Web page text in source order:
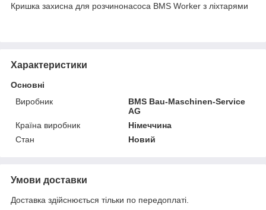
Кришка захисна для розчинонасоса BMS Worker з ліхтарями
Характеристики
Основні
Виробник
BMS Bau-Maschinen-Service
AG
Країна виробник
Німеччина
Стан
Новий
Умови доставки
Доставка здійснюється тільки по передоплаті.